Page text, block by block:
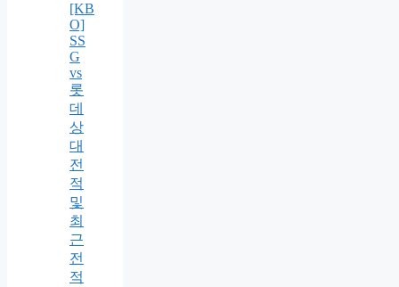
[KB
O]
SS
G
vs
롯
데
상
대
전
적
및
최
근
전
적